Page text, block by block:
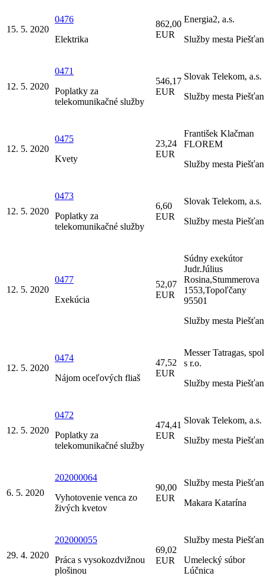
15. 5. 2020
0476
Elektrika
862,00
EUR
Energia2, a.s.
Služby mesta
12. 5. 2020
0471
Poplatky za
telekomunikačné služby
546,17
EUR
Slovak Telekom, a.s.
Služby mesta
12. 5. 2020
0475
Kvety
23,24
EUR
František Klačman
FLOREM
Služby mesta
12. 5. 2020
0473
Poplatky za
telekomunikačné služby
6,60
EUR
Slovak Telekom, a.s.
Služby mesta
12. 5. 2020
0477
Exekúcia
52,07
EUR
Súdny exekútor
Judr.Július
Rosina,Stummerova
1553,Topoľčany
95501
Služby mesta
12. 5. 2020
0474
Nájom oceľových fliaš
47,52
EUR
Messer Tatragas,
s r.o.
Služby mesta
12. 5. 2020
0472
Poplatky za
telekomunikačné služby
474,41
EUR
Slovak Telekom, a.s.
Služby mesta
6. 5. 2020
202000064
Vyhotovenie venca zo
živých kvetov
90,00
EUR
Služby mesta
Makara Katarína
29. 4. 2020
202000055
Práca s vysokozdvižnou
plošinou
69,02
EUR
Služby mesta
Umelecký súbor
Lúčnica